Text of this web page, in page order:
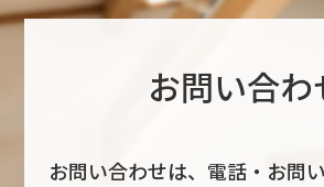
お問い合わ
お問い合わせは、電話・お問